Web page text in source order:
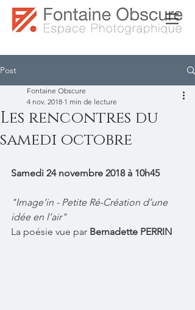
Post
Les rencontres du
samedi octobre
Fontaine Obscure
4 nov. 2018 1 min de lecture
Samedi 24 novembre 2018 à 10h45
"Image’in - Petite Ré-Création d’une
idée en l’air"
La poésie vue par Bernadette PERRIN